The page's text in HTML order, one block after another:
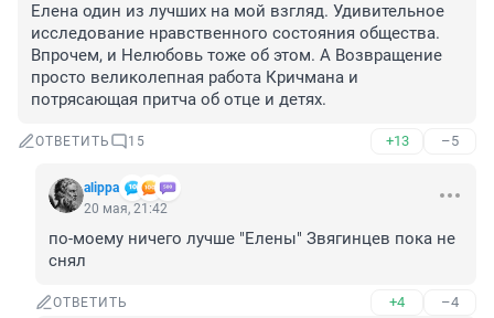
Елена один из лучших на мой взгляд. Удивительное
исследование нравственного состояния общества.
Впрочем, и Нелюбовь тоже об этом. А Возвращение
просто великолепная работа Кричмана и
потрясающая притча об отце и детях.
ОТВЕТИТЬ 15 +13 –5
alippa
20 мая, 21:42
по-моему ничего лучше "Елены" Звягинцев пока не
снял
ОТВЕТИТЬ +4 –4